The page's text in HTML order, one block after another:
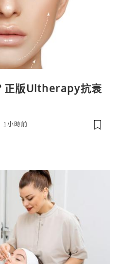
正版Ultherapy抗衰
1小時前